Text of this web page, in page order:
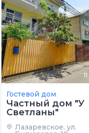
11
Гостевой дом
Частный дом "У
Светланы"
Лазаревское, ул.